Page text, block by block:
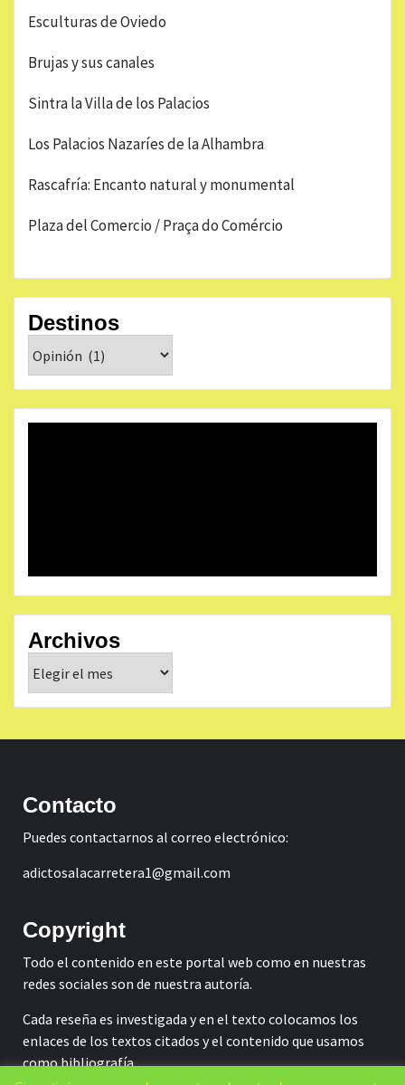
Esculturas de Oviedo
Brujas y sus canales
Sintra la Villa de los Palacios
Los Palacios Nazaríes de la Alhambra
Rascafría: Encanto natural y monumental
Plaza del Comercio / Praça do Comércio
Destinos
Destinos
Archivos
Contacto
Puedes contactarnos al correo electrónico:
adictosalacarretera1@gmail.com
Copyright
Todo el contenido en este portal web como en nuestras
redes sociales son de nuestra autoría.
Cada reseña es investigada y en el texto colocamos los
enlaces de los textos citados y el contenido que usamos
como bibliografía.